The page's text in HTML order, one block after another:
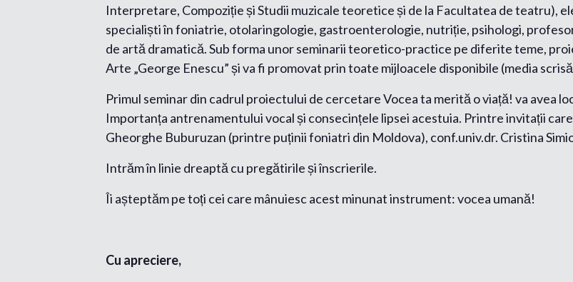
Interpretare, Compoziție și Studii muzicale teoretice și de la Facultatea de teatru),
specialiști în foniatrie, otolaringologie, gastroenterologie, nutriție, psihologi,
de artă dramatică. Sub forma unor seminarii teoretico-practice pe diferite teme,
Arte „George Enescu” și va fi promovat prin toate mijloacele disponibile (media
Primul seminar din cadrul proiectului de cercetare Vocea ta merită o viață! va avea
Importanța antrenamentului vocal și consecințele lipsei acestuia. Printre invitații
Gheorghe Buburuzan (printre puținii foniatri din Moldova), conf.univ.dr. Cristina
Intrăm în linie dreaptă cu pregătirile și înscrierile.
Îi așteptăm pe toți cei care mânuiesc acest minunat instrument: vocea umană!
Cu apreciere,